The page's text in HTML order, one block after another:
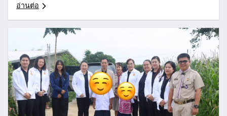
อ่านต่อ